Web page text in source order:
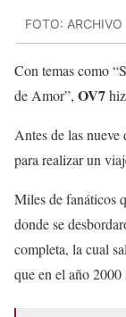
FOTO: ARCHIVO
Con temas como
de Amor”, OV7
Antes de las
para realizar un
Miles de fanáticos
donde se
completa, la cual
que en el año